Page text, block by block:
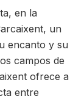
en la
un
encanto y su
campos de
ofrece a
entre